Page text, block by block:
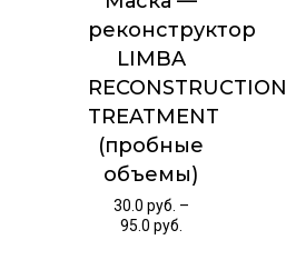
реконструктор
LIMBA
RECONSTRUCTION
TREATMENT
(пробные
объемы)
30.0 руб. –
95.0 руб.